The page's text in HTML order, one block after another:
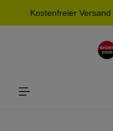
springen
Kostenfreier